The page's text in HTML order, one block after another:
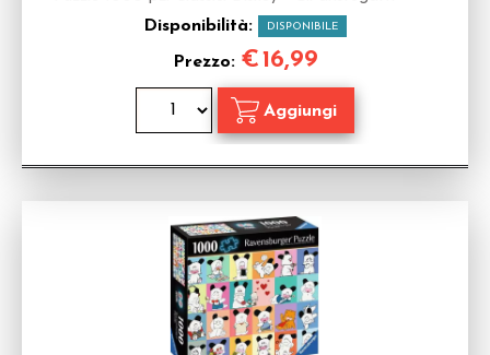
Disponibilità: DISPONIBILE
Prezzo: €16,99